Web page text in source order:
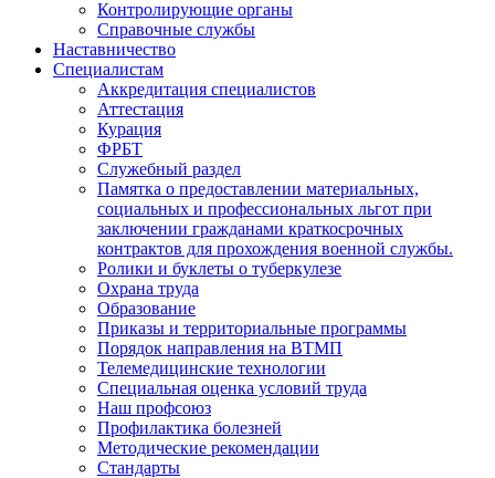
Контролирующие органы
Справочные службы
Наставничество
Специалистам
Аккредитация специалистов
Аттестация
Курация
ФРБТ
Служебный раздел
Памятка о предоставлении материальных,
социальных и профессиональных льгот при
заключении гражданами краткосрочных
контрактов для прохождения военной службы.
Ролики и буклеты о туберкулезе
Охрана труда
Образование
Приказы и территориальные программы
Порядок направления на ВТМП
Телемедицинские технологии
Специальная оценка условий труда
Наш профсоюз
Профилактика болезней
Методические рекомендации
Стандарты